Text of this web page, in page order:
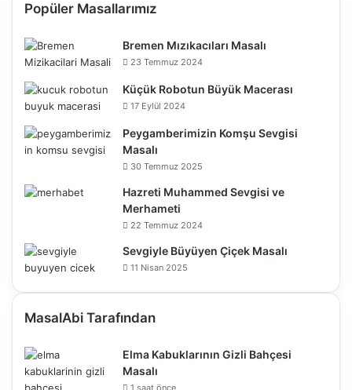
Popüler Masallarımız
Bremen Mızıkacıları Masalı
23 Temmuz 2024
Küçük Robotun Büyük Macerası
17 Eylül 2024
Peygamberimizin Komşu Sevgisi
Masalı
30 Temmuz 2025
Hazreti Muhammed Sevgisi ve
Merhameti
22 Temmuz 2024
Sevgiyle Büyüyen Çiçek Masalı
11 Nisan 2025
MasalAbi Tarafından
Elma Kabuklarının Gizli Bahçesi
Masalı
1 saat önce